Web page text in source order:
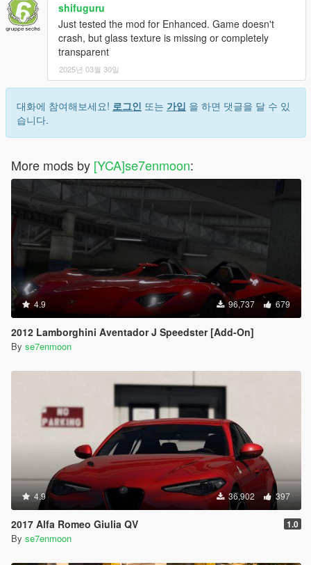
shifuguru
Just tested the mod for Enhanced. Game doesn't
crash, but glass texture is missing or completely
transparent
2025년 03월 30일
대화에 참여해보세요! 로그인 또는 가입 을 하면 댓글을 달 수 있
습니다.
More mods by [YCA]se7enmoon:
4.9 96,737 679
2012 Lamborghini Aventador J Speedster [Add-On]
By se7enmoon
4.9 36,902 397
2017 Alfa Romeo Giulia QV 1.0
By se7enmoon